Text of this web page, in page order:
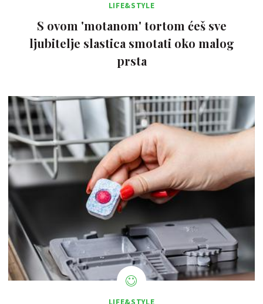
LIFE&STYLE
S ovom 'motanom' tortom ćeš sve
ljubitelje slastica smotati oko malog
prsta